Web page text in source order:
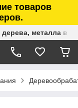
товаров
металла в